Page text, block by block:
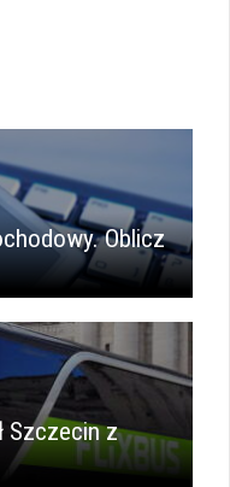
Oblicz
Szczecin z